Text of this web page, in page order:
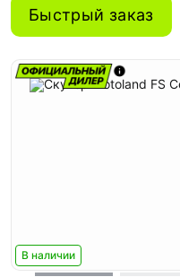
Быстрый заказ
В наличии